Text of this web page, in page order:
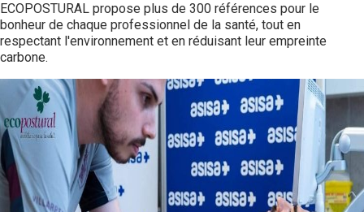
ECOPOSTURAL propose plus de 300 références pour le
bonheur de chaque professionnel de la santé, tout en
respectant l'environnement et en réduisant leur empreinte
carbone.